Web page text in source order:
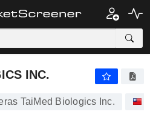
INC.
TaiMed Biologics Inc.